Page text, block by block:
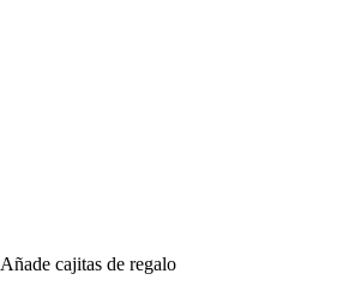
Añade cajitas de regalo